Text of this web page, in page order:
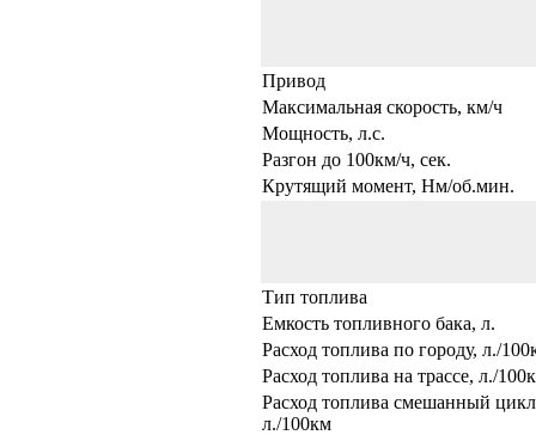
Привод
Максимальная скорость, км/ч
Мощность, л.с.
Разгон до 100км/ч, сек.
Крутящий момент, Нм/об.мин.
Тип топлива
Емкость топливного бака, л.
Расход топлива по городу, л./
Расход топлива на трассе, л./
Расход топлива смешанный
л./100км